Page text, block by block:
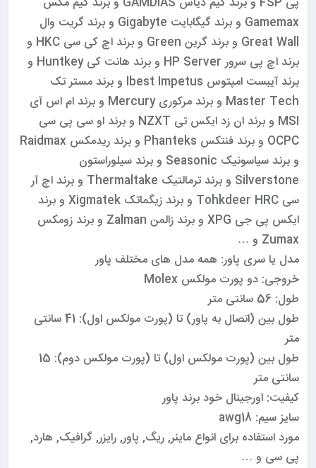
Gamemax و برند گیگابایت Gigabyte و برند گریت وال
Great Wall و برند گرین Green و برند اچ کی سی HKC و
برند اچ پی سرور HP Server و برند هانت کی Huntkey و
برند آیبست امپتوس Ibest Impetus و برند مستر تک
Master Tech و برند مرکوری Mercury و برند ام اس آی
MSI و برند ان زد ایکس تی NZXT و برند او سی پی سی
OCPC و برند فنتکس Phanteks و برند ریدمکس Raidmax
و برند سیاسونیک Seasonic و برند سیلوراستون
Silverstone و برند ترمالتیک Thermaltake و برند اچ آر
سی Tohkdeer HRC و برند زیگماتک Xigmatek و برند
ایکس پی جی XPG و برند زالمن Zalman و برند زومکس
Zumax و …
مدل یا سری پاور: همه مدل های مختلف پاور
خروجی: دو پورت مولکس Molex
طول: 56 سانتی متر
طول بین (اتصال به پاور) تا (پورت مولکس اول): 41 سانتی
متر
طول بین (پورت مولکس اول) تا (پورت مولکس دوم): 15
سانتی متر
کیفیت: اورجینال خود برند پاور
سایز سیم: awg18
مورد استفاده برای انواع ماینر, ریگ, پاور, رایزر, گرافیک, هارد,
پی سی و …